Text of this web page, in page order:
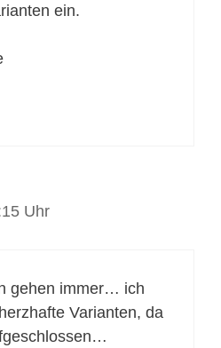
ein.
Uhr
gehen immer… ich
Varianten, da